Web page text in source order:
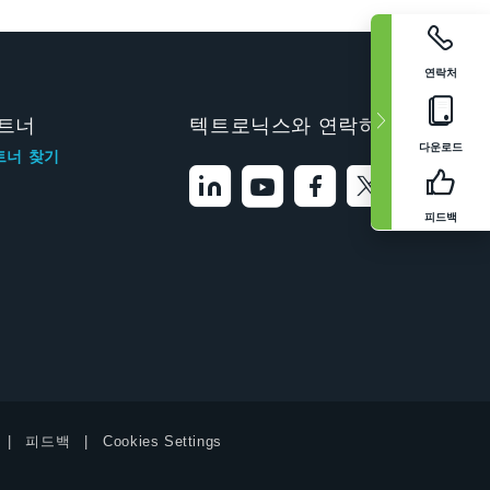
연락처
다운로드
피드백
너
너 찾기
텍트로닉스와 연락하기
피드백 Cookies Settings